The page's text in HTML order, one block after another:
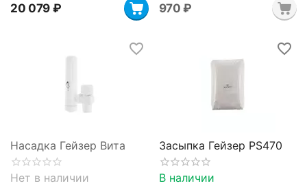
20 079 ₽ ‍970‍ ₽
Насадка Гейзер Вита
Нет в наличии
Засыпка Гейзер PS470
В наличии